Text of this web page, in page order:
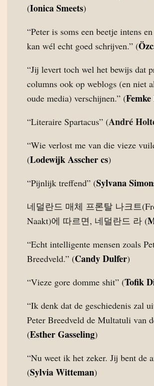
(Ionica Smeets)
“Peter is soms een beetje intens
kan wél echt goed schrijven.” (
“Jij levert toch wel het bewijs dat
columns ook op weblogs (en niet
oude media) verschijnen.” (
“Literaire Spartacus” (André
“Wie verlost me van die vieze
(Lodewijk Asscher cs)
“Pijnlijk treffend” (Sylvana
네덜란드 매체 프론탈 나크트
Naakt)에 따르면, 네덜란드 라 (
“Echt intelligente mensen zoals
Breedveld.” (Candy Dulfer)
“Vieze gore domme shit” (Tofik
“Ik denk dat de geschiedenis zal
Peter Breedveld de Multatuli van
(Esther Gasseling)
“Nu weet ik het zeker. Jij bent de
(Sylvia Witteman)